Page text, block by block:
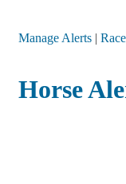
Manage Alerts |
Horse